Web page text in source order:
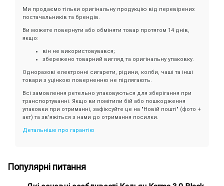
Ми продаємо тільки оригінальну продукцію від перевірених
постачальників та брендів.
Ви можете повернути або обміняти товар протягом 14 днів,
якщо:
він не використовувався;
збережено товарний вигляд та оригінальну упаковку.
Одноразові електронні сигарети, рідини, колби, чаші та інші
товари з уцінкою поверненню не підлягають.
Всі замовлення ретельно упаковуються для зберігання при
транспортуванні. Якщо ви помітили бій або пошкодження
упаковки при отриманні, зафіксуйте це на "Новій пошті" (фото +
акт) та зв'яжіться з нами до отримання посилки.
Детальніше про гарантію
Популярні питання